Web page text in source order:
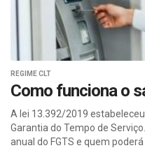
REGIME CLT
Como funciona o
A lei 13.392/2019
Garantia do Tempo de
anual do FGTS e quem